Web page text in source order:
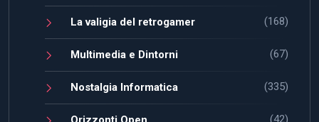
La valigia del retrogamer (168)
Multimedia e Dintorni (67)
Nostalgia Informatica (335)
(42)